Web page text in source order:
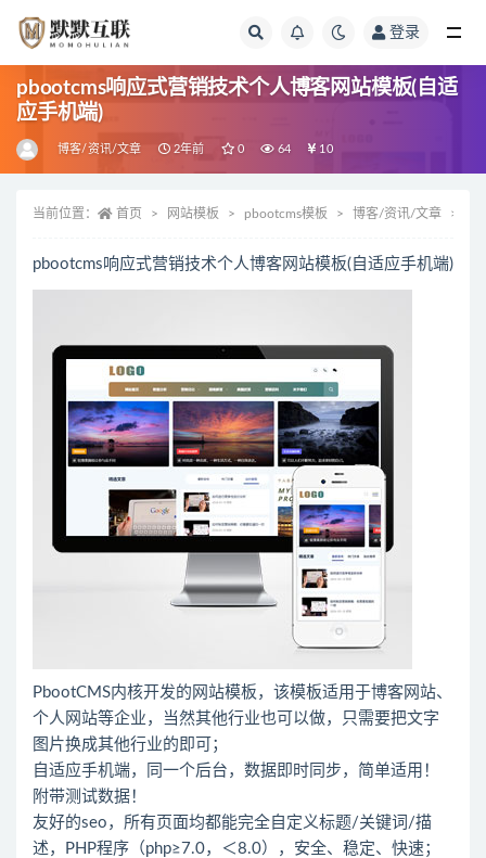
登录
pbootcms响应式营销技术个人博客网站模板(自适
应手机端)
博客/资讯/文章 2年前 0 64 10
当前位置： 首页 网站模板 pbootcms模板 博客/资讯/文章
pbootcms响应式营销技术个人博客网站模板(自适应手机端)
PbootCMS内核开发的网站模板，该模板适用于博客网站、
个人网站等企业，当然其他行业也可以做，只需要把文字
图片换成其他行业的即可；
自适应手机端，同一个后台，数据即时同步，简单适用！
附带测试数据！
友好的seo，所有页面均都能完全自定义标题/关键词/描
述，PHP程序（php≥7.0，＜8.0），安全、稳定、快速；